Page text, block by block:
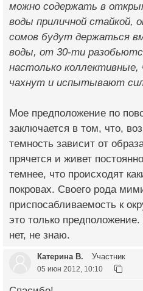
можно содержать в
воды приличной стайкой,
сомов будут держаться
воды, от 30-ти
настолько коллективные,
чахнут и испытывают
Мое предположение по
заключается в том, что,
темность зависит от
прячется и живет
темнее, что происходят
покровах. Своего рода
приспосабливаемость к
это только
нет, не знаю.
Катерина В. Участник
05 июн 2012, 10:10